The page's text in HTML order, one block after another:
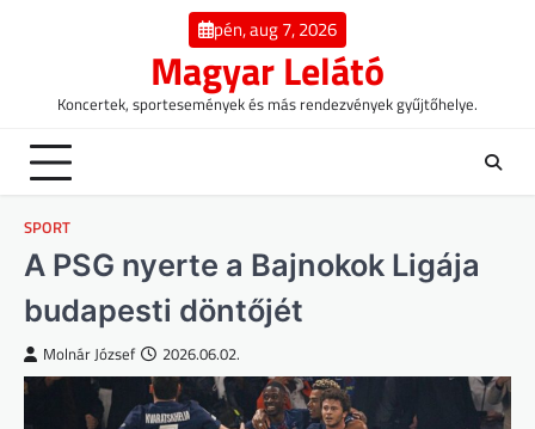
pén, aug 7, 2026
Magyar Lelátó
Koncertek, sportesemények és más rendezvények gyűjtőhelye.
SPORT
A PSG nyerte a Bajnokok Ligája
budapesti döntőjét
Molnár József 2026.06.02.